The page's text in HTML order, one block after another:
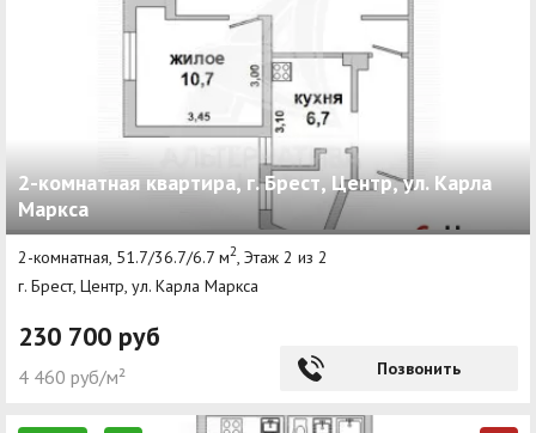
2-комнатная квартира, г. Брест, Центр, ул. Карла
Маркса
2-комнатная, 51.7/36.7/6.7 м2, Этаж 2 из 2
г. Брест, Центр, ул. Карла Маркса
230 700 руб
4 460 руб/м² Позвонить